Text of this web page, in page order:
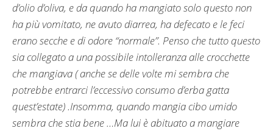
d’olio d’oliva, e da quando ha mangiato solo questo non
ha più vomitato, ne avuto diarrea, ha defecato e le feci
erano secche e di odore “normale”. Penso che tutto questo
sia collegato a una possibile intolleranza alle crocchette
che mangiava ( anche se delle volte mi sembra che
potrebbe entrarci l’eccessivo consumo d’erba gatta
quest’estate) .Insomma, quando mangia cibo umido
sembra che stia bene …Ma lui è abituato a mangiare